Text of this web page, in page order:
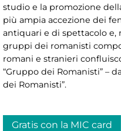
studio e la promozione
più ampia accezione dei
antiquari e di spettacolo e,
gruppi dei romanisti
romani e stranieri
“Gruppo dei Romanisti” –
dei Romanisti”.
Gratis con la MIC card